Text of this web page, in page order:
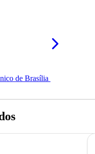
de Brasília